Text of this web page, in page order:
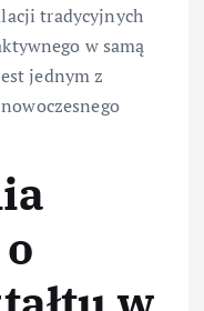
tradycyjnych
w samą
jednym z